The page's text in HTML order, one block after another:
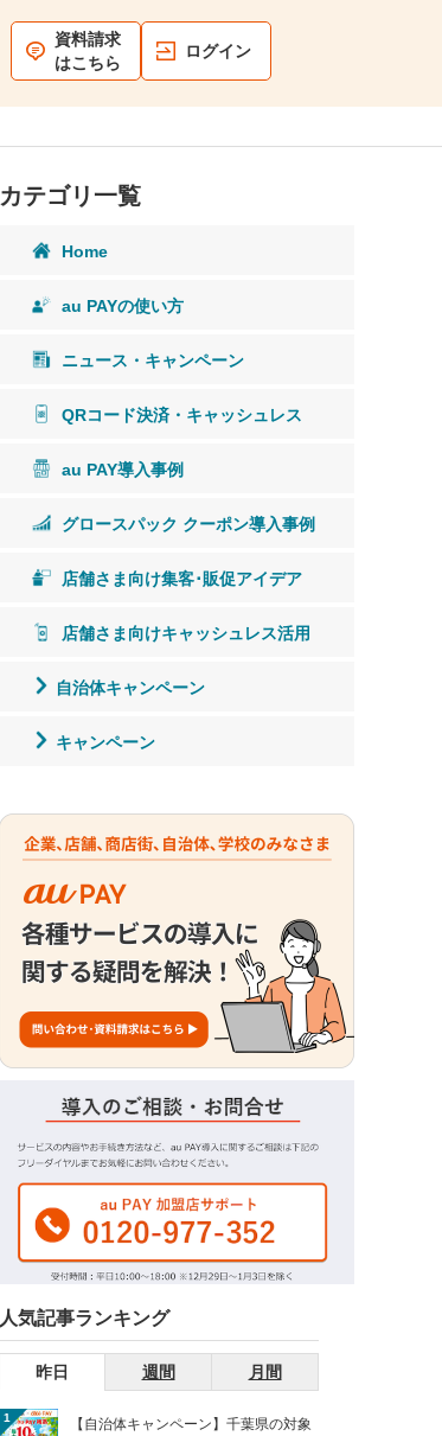
資料請求
はこちら
ログイン
カテゴリ一覧
Home
au PAYの使い方
ニュース・キャンペーン
QRコード決済・キャッシュレス
au PAY導入事例
グロースパック クーポン導入事例
店舗さま向け集客･販促アイデア
店舗さま向けキャッシュレス活用
自治体キャンペーン
キャンペーン
人気記事ランキング
昨日 週間 月間
1
【自治体キャンペーン】千葉県の対象